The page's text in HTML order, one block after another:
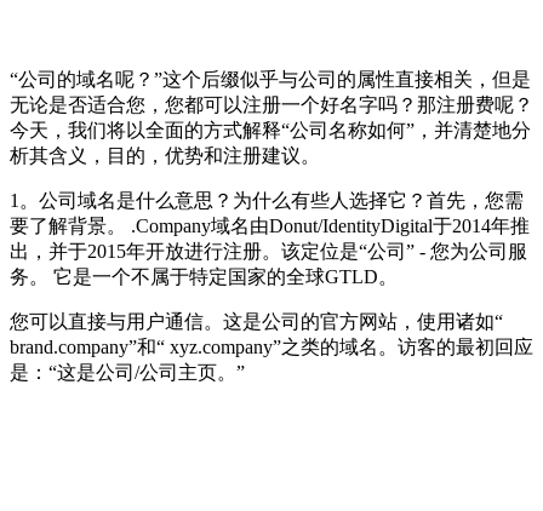
“公司的域名呢？”这个后缀似乎与公司的属性直接相关，但是
无论是否适合您，您都可以注册一个好名字吗？那注册费呢？
今天，我们将以全面的方式解释“公司名称如何”，并清楚地分
析其含义，目的，优势和注册建议。
1。公司域名是什么意思？为什么有些人选择它？首先，您需
要了解背景。 .Company域名由Donut/IdentityDigital于2014年推
出，并于2015年开放进行注册。该定位是“公司” - 您为公司服
务。 它是一个不属于特定国家的全球GTLD。
您可以直接与用户通信。这是公司的官方网站，使用诸如“
brand.company”和“ xyz.company”之类的域名。访客的最初回应
是：“这是公司/公司主页。”